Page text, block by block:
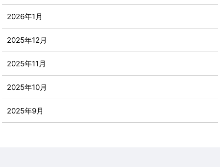
2026年1月
2025年12月
2025年11月
2025年10月
2025年9月